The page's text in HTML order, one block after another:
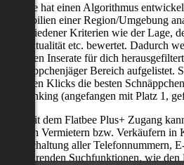
Flatbee hat einen Algorithmus
Immobilien einer Region/Umgebung
verschiedener Kriterien wie der Lage,
der Aktualität etc. bewertet. Dadurch
neuesten Inserate für dich
Schnäppchenjäger Bereich aufgelistet.
wenigen Klicks die besten
als Ranking (angefangen mit Platz 1,
Nur mit dem Flatbee Plus+ Zugang
mit den Vermietern bzw. Verkäufern in
(Freischaltung aller Telefonnummern,
zeitsparenden Suchfunktionen, wie